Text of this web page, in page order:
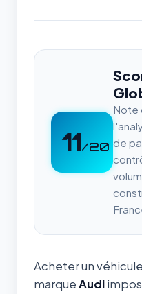
11/20
Note
de
Acheter un
marqueAudi